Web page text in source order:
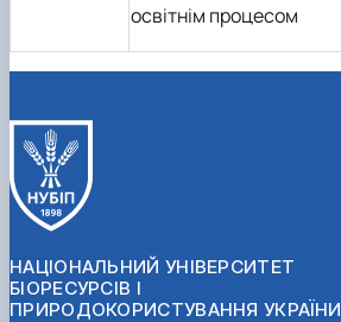
освітнім процесом
НАЦІОНАЛЬНИЙ УНІВЕРСИТЕТ
БІОРЕСУРСІВ І
ПРИРОДОКОРИСТУВАННЯ УКРАЇНИ